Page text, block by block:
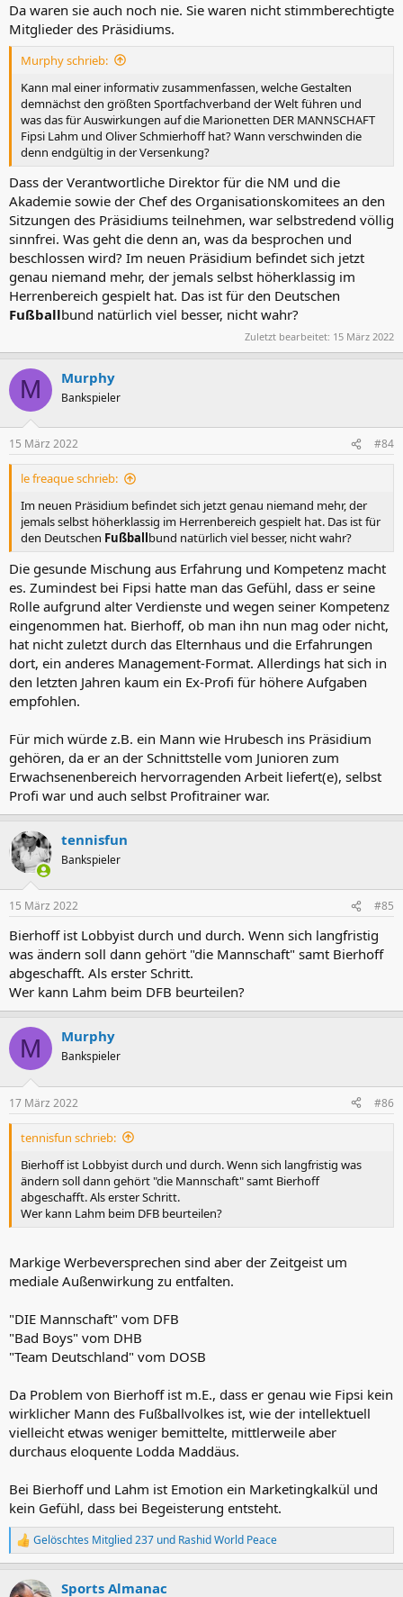
Da waren sie auch noch nie. Sie waren nicht stimmberechtigte
Mitglieder des Präsidiums.
Murphy schrieb:
Kann mal einer informativ zusammenfassen, welche Gestalten
demnächst den größten Sportfachverband der Welt führen und
was das für Auswirkungen auf die Marionetten DER MANNSCHAFT
Fipsi Lahm und Oliver Schmierhoff hat? Wann verschwinden die
denn endgültig in der Versenkung?
Dass der Verantwortliche Direktor für die NM und die
Akademie sowie der Chef des Organisationskomitees an den
Sitzungen des Präsidiums teilnehmen, war selbstredend völlig
sinnfrei. Was geht die denn an, was da besprochen und
beschlossen wird? Im neuen Präsidium befindet sich jetzt
genau niemand mehr, der jemals selbst höherklassig im
Herrenbereich gespielt hat. Das ist für den Deutschen
Fußballbund natürlich viel besser, nicht wahr?
Zuletzt bearbeitet: 15 März 2022
M Murphy
Bankspieler
15 März 2022 #84
le freaque schrieb:
Im neuen Präsidium befindet sich jetzt genau niemand mehr, der
jemals selbst höherklassig im Herrenbereich gespielt hat. Das ist für
den Deutschen Fußballbund natürlich viel besser, nicht wahr?
Die gesunde Mischung aus Erfahrung und Kompetenz macht
es. Zumindest bei Fipsi hatte man das Gefühl, dass er seine
Rolle aufgrund alter Verdienste und wegen seiner Kompetenz
eingenommen hat. Bierhoff, ob man ihn nun mag oder nicht,
hat nicht zuletzt durch das Elternhaus und die Erfahrungen
dort, ein anderes Management-Format. Allerdings hat sich in
den letzten Jahren kaum ein Ex-Profi für höhere Aufgaben
empfohlen.
Für mich würde z.B. ein Mann wie Hrubesch ins Präsidium
gehören, da er an der Schnittstelle vom Junioren zum
Erwachsenenbereich hervorragenden Arbeit liefert(e), selbst
Profi war und auch selbst Profitrainer war.
tennisfun
Bankspieler
15 März 2022 #85
Bierhoff ist Lobbyist durch und durch. Wenn sich langfristig
was ändern soll dann gehört "die Mannschaft" samt Bierhoff
abgeschafft. Als erster Schritt.
Wer kann Lahm beim DFB beurteilen?
M Murphy
Bankspieler
17 März 2022 #86
tennisfun schrieb:
Bierhoff ist Lobbyist durch und durch. Wenn sich langfristig was
ändern soll dann gehört "die Mannschaft" samt Bierhoff
abgeschafft. Als erster Schritt.
Wer kann Lahm beim DFB beurteilen?
Markige Werbeversprechen sind aber der Zeitgeist um
mediale Außenwirkung zu entfalten.
"DIE Mannschaft" vom DFB
"Bad Boys" vom DHB
"Team Deutschland" vom DOSB
Da Problem von Bierhoff ist m.E., dass er genau wie Fipsi kein
wirklicher Mann des Fußballvolkes ist, wie der intellektuell
vielleicht etwas weniger bemittelte, mittlerweile aber
durchaus eloquente Lodda Maddäus.
Bei Bierhoff und Lahm ist Emotion ein Marketingkalkül und
kein Gefühl, dass bei Begeisterung entsteht.
R
e
k
Gelöschtes Mitglied 237 und Rashid World Peace
Sports Almanac